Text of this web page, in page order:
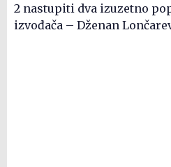
2 nastupiti dva izuzetno
izvođača – Dženan